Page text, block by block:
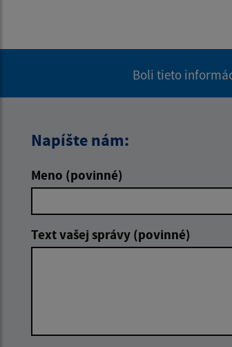
Boli tieto
Napíšte nám:
Meno (povinné)
Text vašej správy (povinné)